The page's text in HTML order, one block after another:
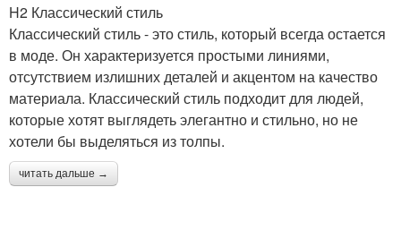
H2 Классический стиль
Классический стиль - это стиль, который всегда остается
в моде. Он характеризуется простыми линиями,
отсутствием излишних деталей и акцентом на качество
материала. Классический стиль подходит для людей,
которые хотят выглядеть элегантно и стильно, но не
хотели бы выделяться из толпы.
читать дальше →